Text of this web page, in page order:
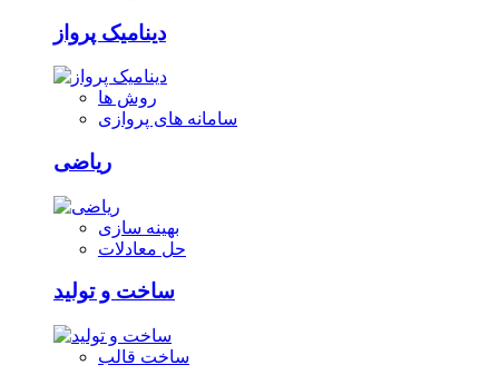
دینامیک پرواز
روش ها
سامانه های پروازی
ریاضی
بهینه سازی
حل معادلات
ساخت و تولید
ساخت قالب